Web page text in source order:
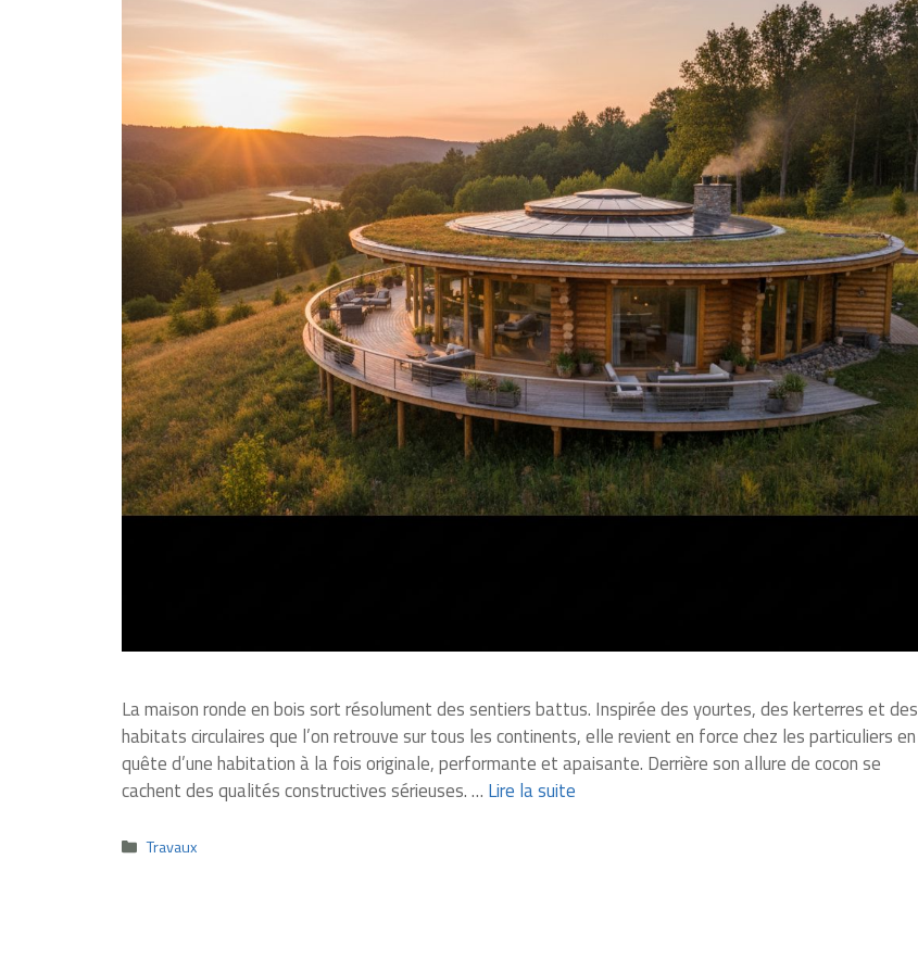
La maison ronde en bois sort résolument des sentiers battus. Inspirée des yourtes, des kerterres et des
habitats circulaires que l’on retrouve sur tous les continents, elle revient en force chez les particuliers en
quête d’une habitation à la fois originale, performante et apaisante. Derrière son allure de cocon se
cachent des qualités constructives sérieuses. … Lire la suite
Catégories
Travaux